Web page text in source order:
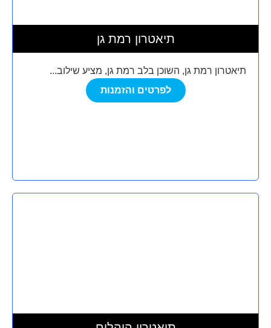
תיאטרון רמת גן
תיאטרון רמת גן, השוכן בלב רמת גן, מציע שילוב...
לפרטים והזמנות